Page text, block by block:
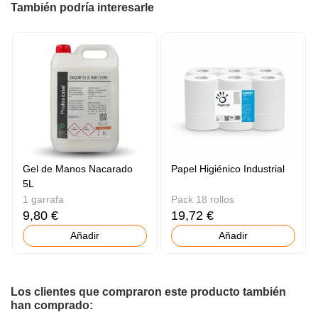
También podría interesarle
Gel de Manos Nacarado
5L
1 garrafa
9,80 €
Añadir
Papel Higiénico Industrial
Pack 18 rollos
19,72 €
Añadir
Los clientes que compraron este producto también
han comprado: